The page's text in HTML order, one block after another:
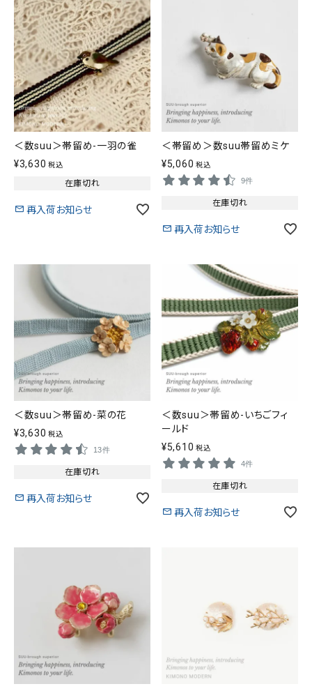
＜数suu＞帯留め-一羽の雀
¥3,630 税込
在庫切れ
再入荷お知らせ
＜帯留め＞数suu帯留めミケ
¥5,060 税込
9件
在庫切れ
再入荷お知らせ
＜数suu＞帯留め-菜の花
¥3,630 税込
13件
在庫切れ
再入荷お知らせ
＜数suu＞帯留め-いちごフィ
ールド
¥5,610 税込
4件
在庫切れ
再入荷お知らせ